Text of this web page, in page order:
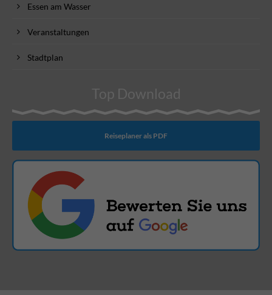
Essen am Wasser
Veranstaltungen
Stadtplan
Top Download
Reiseplaner als PDF